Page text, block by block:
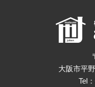
大阪市平
Tel